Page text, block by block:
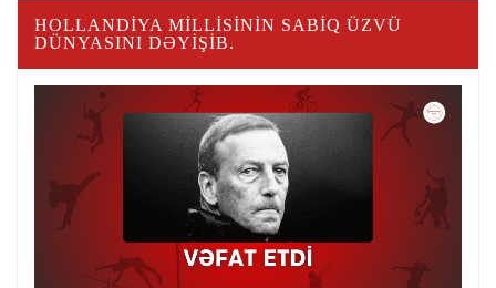
HOLLANDIYA MILLISININ SABIQ ÜZVÜ
DÜNYASINI DƏYIŞIB.